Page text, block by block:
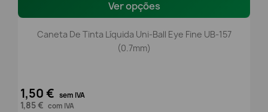
Ver opções
Caneta De Tinta Líquida Uni-Ball Eye Fine UB-157
(0.7mm)
1,50 € sem IVA
1,85 € com IVA